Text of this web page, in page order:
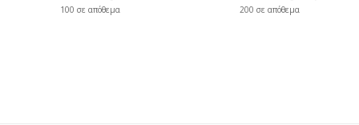
100 σε απόθεμα 200 σε απόθεμα